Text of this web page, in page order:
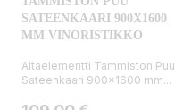
SATEENKAARI 900X1600
MM VINORISTIKKO
Aitaelementti Tammiston Puu
Sateenkaari 900x1600 mm...